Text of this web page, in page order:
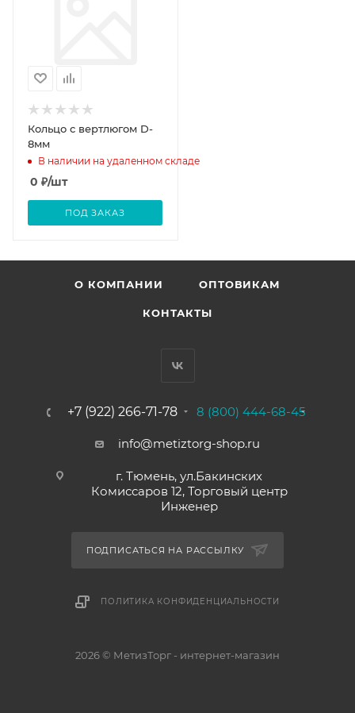
Кольцо с вертлюгом D-
8мм
В наличии на удаленном складе
0 ₽/шт
ПОД ЗАКАЗ
О КОМПАНИИ ОПТОВИКАМ
КОНТАКТЫ
+7 (922) 266-71-78 8 (800) 444-68-45
info@metiztorg-shop.ru
г. Тюмень, ул.Бакинских
Комиссаров 12, Торговый центр
Инженер
ПОДПИСАТЬСЯ НА РАССЫЛКУ
ПОЛИТИКА КОНФИДЕНЦИАЛЬНОСТИ
2026 © МетизТорг - интернет-магазин